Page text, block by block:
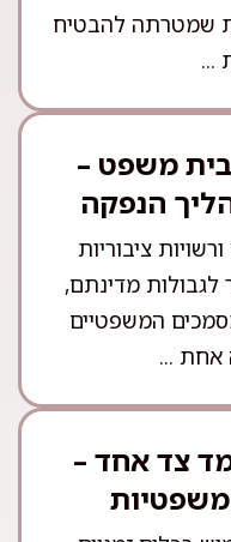
שמטרתה להבטיח
...
משפט –
הנפקה
ציבוריות
מדינתם,
המשפטיים
אחת ...
צד אחד –
משפטיות